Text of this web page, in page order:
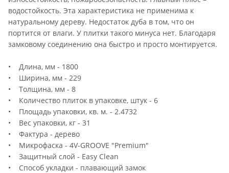
водостойкость. Эта характеристика не применима к
натуральному дереву. Недостаток дуба в том, что он
портится от влаги. У плитки такого минуса нет. Благодаря
замковому соединению она быстро и просто монтируется.
• Длина, мм - 1800
• Ширина, мм - 229
• Толщина, мм - 8
• Количество плиток в упаковке, штук - 6
• Площадь упаковки, кв. м. - 2.4732
• Вес упаковки, кг - 31
• Фактура - дерево
• Микрофаска - 4V-GROOVE "Premium"
• Защитный слой - Easy Clean
• Способ укладки - плавающий замок